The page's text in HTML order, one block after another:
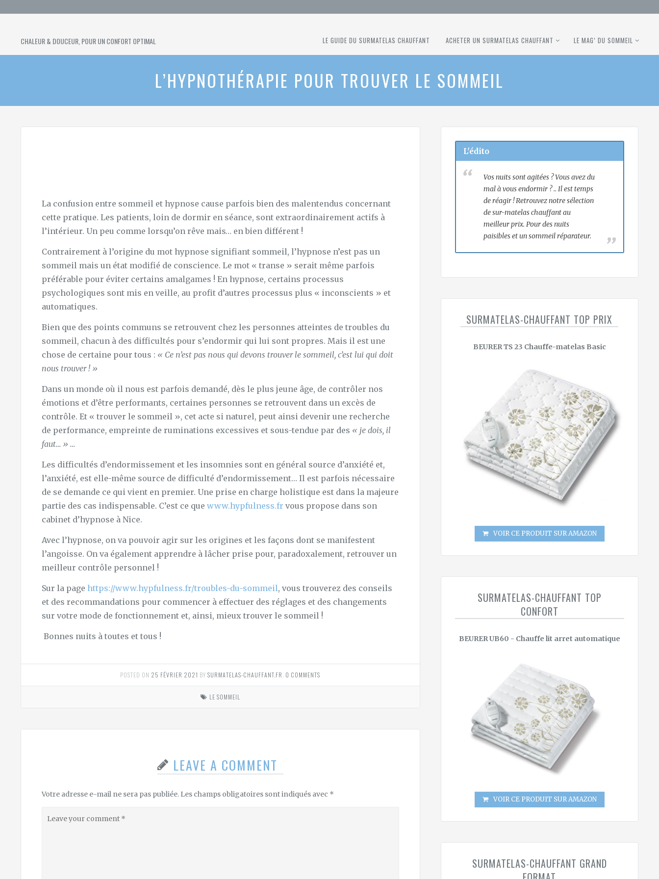
SURMATELAS
CHAUFFANT
CHALEUR & DOUCEUR, POUR UN CONFORT OPTIMAL LE GUIDE DU SURMATELAS CHAUFFANT ACHETER UN SURMATELAS CHAUFFANT LE MAG’ DU SOMMEIL
L’HYPNOTHÉRAPIE POUR TROUVER LE SOMMEIL
La confusion entre sommeil et hypnose cause parfois bien des malentendus concernant
cette pratique. Les patients, loin de dormir en séance, sont extraordinairement actifs à
l’intérieur. Un peu comme lorsqu’on rêve mais… en bien différent !
Contrairement à l’origine du mot hypnose signifiant sommeil, l’hypnose n’est pas un
sommeil mais un état modifié de conscience. Le mot « transe » serait même parfois
préférable pour éviter certains amalgames ! En hypnose, certains processus
psychologiques sont mis en veille, au profit d’autres processus plus « inconscients » et
automatiques.
Bien que des points communs se retrouvent chez les personnes atteintes de troubles du
sommeil, chacun à des difficultés pour s’endormir qui lui sont propres. Mais il est une
chose de certaine pour tous : « Ce n’est pas nous qui devons trouver le sommeil, c’est lui qui doit
nous trouver ! »
Dans un monde où il nous est parfois demandé, dès le plus jeune âge, de contrôler nos
émotions et d’être performants, certaines personnes se retrouvent dans un excès de
contrôle. Et « trouver le sommeil », cet acte si naturel, peut ainsi devenir une recherche
de performance, empreinte de ruminations excessives et sous-tendue par des « je dois, il
faut… » …
Les difficultés d’endormissement et les insomnies sont en général source d’anxiété et,
l’anxiété, est elle-même source de difficulté d’endormissement… Il est parfois nécessaire
de se demande ce qui vient en premier. Une prise en charge holistique est dans la majeure
partie des cas indispensable. C’est ce que www.hypfulness.fr vous propose dans son
cabinet d’hypnose à Nice.
Avec l’hypnose, on va pouvoir agir sur les origines et les façons dont se manifestent
l’angoisse. On va également apprendre à lâcher prise pour, paradoxalement, retrouver un
meilleur contrôle personnel !
Sur la page https://www.hypfulness.fr/troubles-du-sommeil, vous trouverez des conseils
et des recommandations pour commencer à effectuer des réglages et des changements
sur votre mode de fonctionnement et, ainsi, mieux trouver le sommeil !
Bonnes nuits à toutes et tous !
POSTED ON 25 FÉVRIER 2021 BYSURMATELAS-CHAUFFANT.FR 0 COMMENTS
LE SOMMEIL
LEAVE A COMMENT
Votre adresse e-mail ne sera pas publiée. Les champs obligatoires sont indiqués avec *
your
L'édito
Vos nuits sont agitées ? Vous avez du
mal à vous endormir ? .. Il est temps
de réagir ! Retrouvez notre sélection
de sur-matelas chauffant au
meilleur prix. Pour des nuits
paisibles et un sommeil réparateur.
SURMATELAS-CHAUFFANT TOP PRIX
BEURER TS 23 Chauffe-matelas Basic
VOIR CE PRODUIT SUR AMAZON
SURMATELAS-CHAUFFANT TOP
CONFORT
BEURER UB60 - Chauffe lit arret automatique
VOIR CE PRODUIT SUR AMAZON
SURMATELAS-CHAUFFANT GRAND